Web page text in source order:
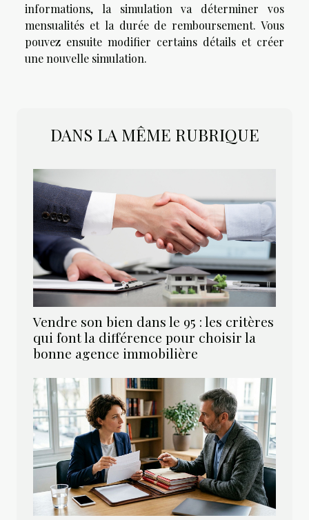
informations, la simulation va déterminer vos
mensualités et la durée de remboursement. Vous
pouvez ensuite modifier certains détails et créer
une nouvelle simulation.
DANS LA MÊME RUBRIQUE
Vendre son bien dans le 95 : les critères
qui font la différence pour choisir la
bonne agence immobilière